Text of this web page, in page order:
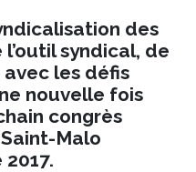
des
syndical, de
les défis
nouvelle fois
congrès
Malo